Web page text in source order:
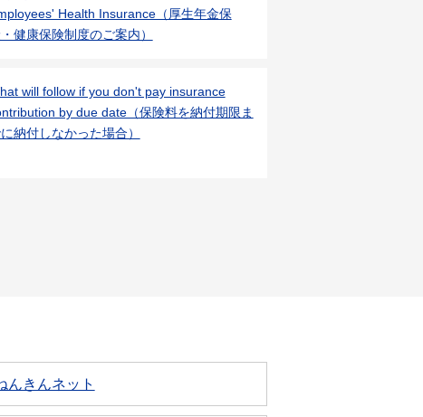
Health Insurance（厚生年金保
健康保険制度のご案内）
will follow if you don't pay insurance
by due date（保険料を納付期限ま
納付しなかった場合）
んきんネット